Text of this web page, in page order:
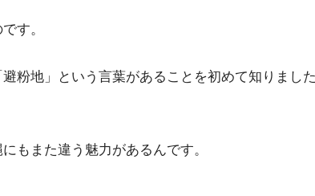
す。
粉地」という言葉があることを初めて知りました
もまた違う魅力があるんです。